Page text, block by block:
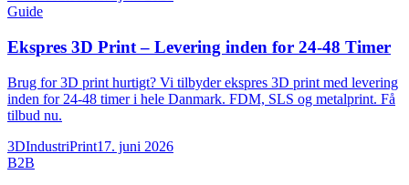
Guide
Ekspres 3D Print – Levering inden for 24-48 Timer
Brug for 3D print hurtigt? Vi tilbyder ekspres 3D print med levering
inden for 24-48 timer i hele Danmark. FDM, SLS og metalprint. Få
tilbud nu.
3DIndustriPrint17. juni 2026
B2B